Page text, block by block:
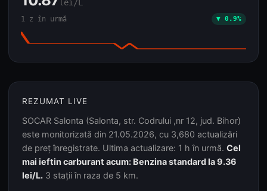
lei/L
1 z în urmă ▼ 0.9%
REZUMAT LIVE
SOCAR Salonta (Salonta, str. Codrului ,nr 12, jud. Bihor)
este monitorizată din 21.05.2026, cu 3,680 actualizări
de preț înregistrate. Ultima actualizare: 1 h în urmă. Cel
mai ieftin carburant acum: Benzina standard la 9.36
lei/L. 3 stații în raza de 5 km.